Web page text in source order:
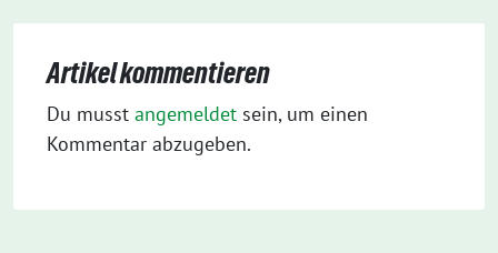
Artikel kommentieren
Du musst angemeldet sein, um einen
Kommentar abzugeben.